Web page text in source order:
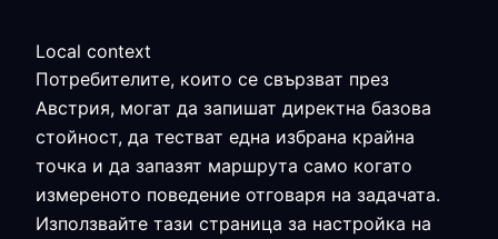
Local context
Потребителите, които се свързват през
Австрия, могат да запишат директна базова
стойност, да тестват една избрана крайна
точка и да запазят маршрута само когато
измереното поведение отговаря на задачата.
Използвайте тази страница за настройка на